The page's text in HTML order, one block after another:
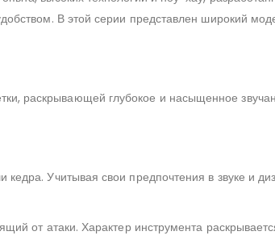
В этой серии представлен широкий
раскрывающей глубокое и насыщенное
Учитывая свои предпочтения в звуке и
от атаки. Характер инструмента